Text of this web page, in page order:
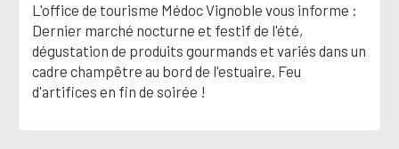
L'office de tourisme Médoc Vignoble vous informe :
Dernier marché nocturne et festif de l'été,
dégustation de produits gourmands et variés dans un
cadre champêtre au bord de l'estuaire. Feu
d'artifices en fin de soirée !